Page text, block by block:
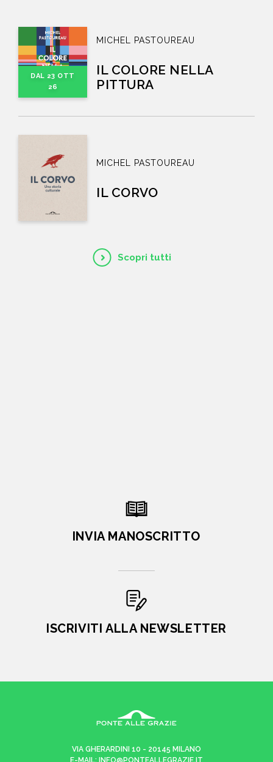
Scopri tutti
DAL 23 OTT
26
MICHEL PASTOUREAU
IL COLORE NELLA
PITTURA
MICHEL PASTOUREAU
IL CORVO
INVIA MANOSCRITTO
ISCRIVITI ALLA NEWSLETTER
VIA GHERARDINI 10 - 20145 MILANO
E-MAIL: INFO@PONTEALLEGRAZIE.IT